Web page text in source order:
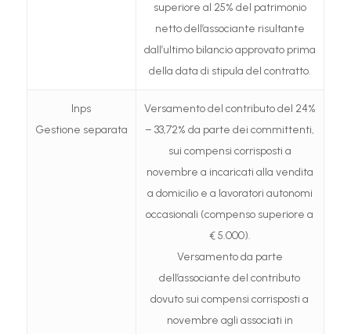
superiore al 25% del patrimonio
netto dell’associante risultante
dall’ultimo bilancio approvato prima
della data di stipula del contratto.
Inps
Gestione separata
Versamento del contributo del 24%
– 33,72% da parte dei committenti,
sui compensi corrisposti a
novembre a incaricati alla vendita
a domicilio e a lavoratori autonomi
occasionali (compenso superiore a
€ 5.000).
Versamento da parte
dell’associante del contributo
dovuto sui compensi corrisposti a
novembre agli associati in